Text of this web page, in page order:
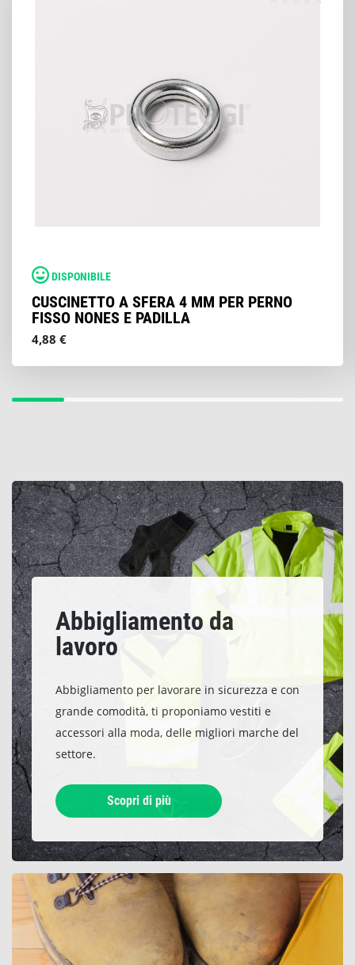
DISPONIBILE
CUSCINETTO A SFERA 4 MM PER PERNO
FISSO NONES E PADILLA
4,88 €
Abbigliamento da
lavoro
Abbigliamento per lavorare in sicurezza e con
grande comodità, ti proponiamo vestiti e
accessori alla moda, delle migliori marche del
settore.
Scopri di più